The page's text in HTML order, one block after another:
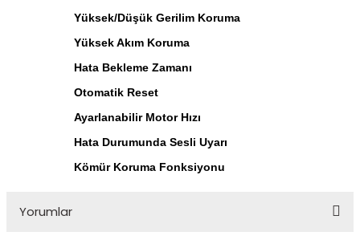
Yüksek/Düşük Gerilim Koruma
Yüksek Akım Koruma
Hata Bekleme Zamanı
Otomatik Reset
Ayarlanabilir Motor Hızı
Hata Durumunda Sesli Uyarı
Kömür Koruma Fonksiyonu
Yorumlar